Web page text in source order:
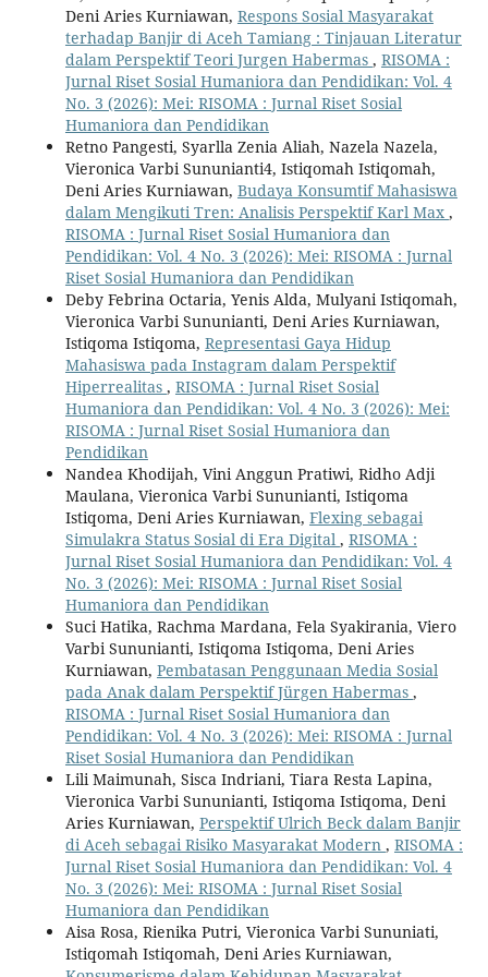
Deni Aries Kurniawan, Respons Sosial Masyarakat
terhadap Banjir di Aceh Tamiang : Tinjauan Literatur
dalam Perspektif Teori Jurgen Habermas , RISOMA :
Jurnal Riset Sosial Humaniora dan Pendidikan: Vol. 4
No. 3 (2026): Mei: RISOMA : Jurnal Riset Sosial
Humaniora dan Pendidikan
Retno Pangesti, Syarlla Zenia Aliah, Nazela Nazela,
Vieronica Varbi Sununianti4, Istiqomah Istiqomah,
Deni Aries Kurniawan, Budaya Konsumtif Mahasiswa
dalam Mengikuti Tren: Analisis Perspektif Karl Max ,
RISOMA : Jurnal Riset Sosial Humaniora dan
Pendidikan: Vol. 4 No. 3 (2026): Mei: RISOMA : Jurnal
Riset Sosial Humaniora dan Pendidikan
Deby Febrina Octaria, Yenis Alda, Mulyani Istiqomah,
Vieronica Varbi Sununianti, Deni Aries Kurniawan,
Istiqoma Istiqoma, Representasi Gaya Hidup
Mahasiswa pada Instagram dalam Perspektif
Hiperrealitas , RISOMA : Jurnal Riset Sosial
Humaniora dan Pendidikan: Vol. 4 No. 3 (2026): Mei:
RISOMA : Jurnal Riset Sosial Humaniora dan
Pendidikan
Nandea Khodijah, Vini Anggun Pratiwi, Ridho Adji
Maulana, Vieronica Varbi Sununianti, Istiqoma
Istiqoma, Deni Aries Kurniawan, Flexing sebagai
Simulakra Status Sosial di Era Digital , RISOMA :
Jurnal Riset Sosial Humaniora dan Pendidikan: Vol. 4
No. 3 (2026): Mei: RISOMA : Jurnal Riset Sosial
Humaniora dan Pendidikan
Suci Hatika, Rachma Mardana, Fela Syakirania, Viero
Varbi Sununianti, Istiqoma Istiqoma, Deni Aries
Kurniawan, Pembatasan Penggunaan Media Sosial
pada Anak dalam Perspektif Jürgen Habermas ,
RISOMA : Jurnal Riset Sosial Humaniora dan
Pendidikan: Vol. 4 No. 3 (2026): Mei: RISOMA : Jurnal
Riset Sosial Humaniora dan Pendidikan
Lili Maimunah, Sisca Indriani, Tiara Resta Lapina,
Vieronica Varbi Sununianti, Istiqoma Istiqoma, Deni
Aries Kurniawan, Perspektif Ulrich Beck dalam Banjir
di Aceh sebagai Risiko Masyarakat Modern , RISOMA :
Jurnal Riset Sosial Humaniora dan Pendidikan: Vol. 4
No. 3 (2026): Mei: RISOMA : Jurnal Riset Sosial
Humaniora dan Pendidikan
Aisa Rosa, Rienika Putri, Vieronica Varbi Sununiati,
Istiqomah Istiqomah, Deni Aries Kurniawan,